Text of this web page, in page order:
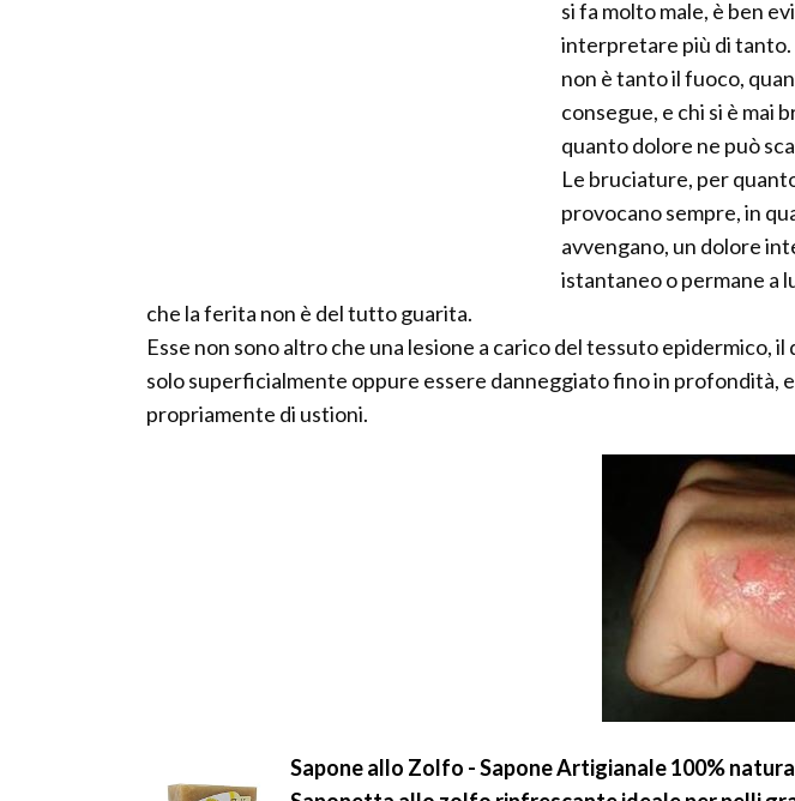
si fa molto male, è ben
interpretare più di tanto.
non è tanto il fuoco,
consegue, e chi si è mai
quanto dolore ne può
Le bruciature, per
provocano sempre, in
avvengano, un dolore
istantaneo o permane a
che la ferita non è del tutto guarita.
Esse non sono altro che una lesione a carico del tessuto epidermico,
solo superficialmente oppure essere danneggiato fino in profondità, e
propriamente di ustioni.
Sapone allo Zolfo - Sapone Artigianale 100%